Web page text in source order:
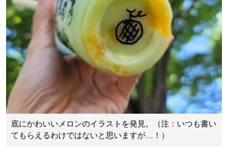
底にかわいいメロンのイラストを発見。（注：いつも書い
てもらえるわけではないと思いますが…！）